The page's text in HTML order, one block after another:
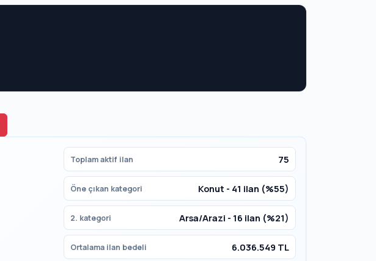
Toplam aktif ilan 75
Öne çıkan kategori Konut - 41 ilan (%55)
2. kategori Arsa/Arazi - 16 ilan (%21)
Ortalama ilan bedeli 6.036.549 TL